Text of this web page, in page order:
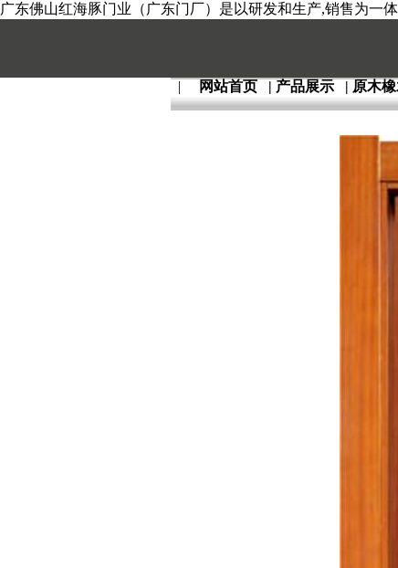
广东佛山红海豚门业（广东门厂）是以研发和生产,销售为一
| 网站首页 | 产品展示 | 原木